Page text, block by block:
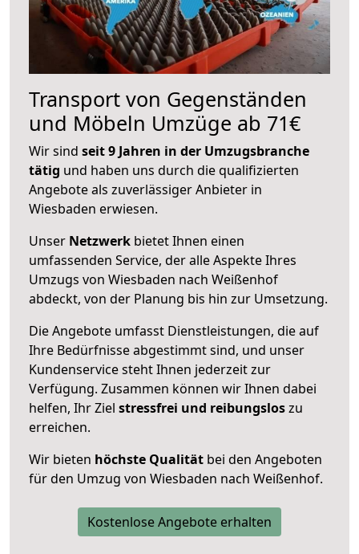
Transport von Gegenständen
und Möbeln Umzüge ab 71€
Wir sind seit 9 Jahren in der Umzugsbranche
tätig und haben uns durch die qualifizierten
Angebote als zuverlässiger Anbieter in
Wiesbaden erwiesen.
Unser Netzwerk bietet Ihnen einen
umfassenden Service, der alle Aspekte Ihres
Umzugs von Wiesbaden nach Weißenhof
abdeckt, von der Planung bis hin zur Umsetzung.
Die Angebote umfasst Dienstleistungen, die auf
Ihre Bedürfnisse abgestimmt sind, und unser
Kundenservice steht Ihnen jederzeit zur
Verfügung. Zusammen können wir Ihnen dabei
helfen, Ihr Ziel stressfrei und reibungsloszu
erreichen.
Wir bieten höchste Qualität bei den Angeboten
für den Umzug von Wiesbaden nach Weißenhof.
Kostenlose Angebote erhalten